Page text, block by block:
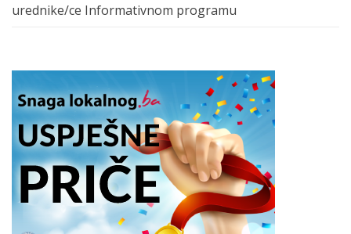
urednike/ce Informativnom programu